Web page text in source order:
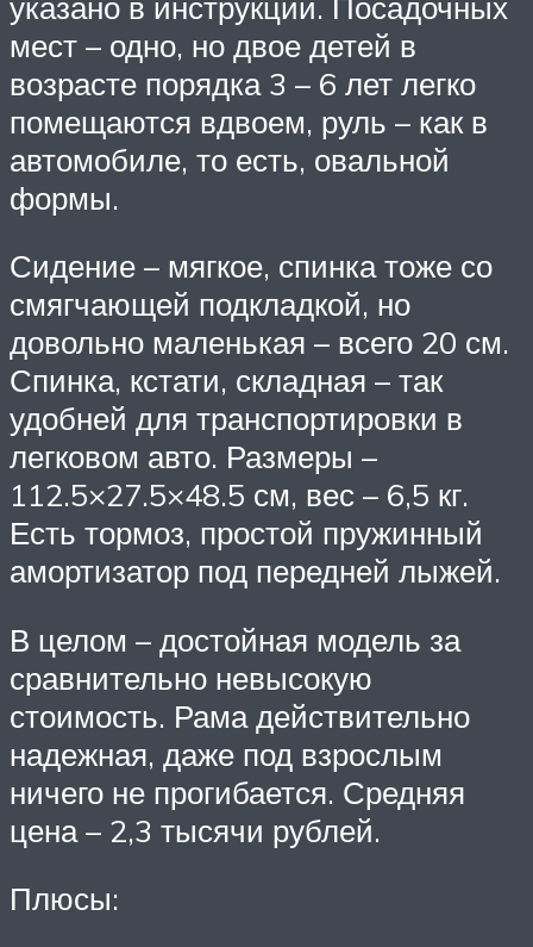
мест – одно, но двое детей в
возрасте порядка 3 – 6 лет легко
помещаются вдвоем, руль – как в
автомобиле, то есть, овальной
формы.
Сидение – мягкое, спинка тоже со
смягчающей подкладкой, но
довольно маленькая – всего 20 см.
Спинка, кстати, складная – так
удобней для транспортировки в
легковом авто. Размеры –
112.5×27.5×48.5 см, вес – 6,5 кг.
Есть тормоз, простой пружинный
амортизатор под передней лыжей.
В целом – достойная модель за
сравнительно невысокую
стоимость. Рама действительно
надежная, даже под взрослым
ничего не прогибается. Средняя
цена – 2,3 тысячи рублей.
Плюсы: